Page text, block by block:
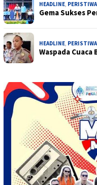
HEADLINE, PERISTIWA
Gema Sukses
HEADLINE, PERISTIWA
Waspada